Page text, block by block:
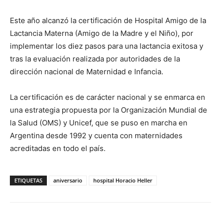
Este año alcanzó la certificación de Hospital Amigo de la
Lactancia Materna (Amigo de la Madre y el Niño), por
implementar los diez pasos para una lactancia exitosa y
tras la evaluación realizada por autoridades de la
dirección nacional de Maternidad e Infancia.
La certificación es de carácter nacional y se enmarca en
una estrategia propuesta por la Organización Mundial de
la Salud (OMS) y Unicef, que se puso en marcha en
Argentina desde 1992 y cuenta con maternidades
acreditadas en todo el país.
ETIQUETAS aniversario hospital Horacio Heller